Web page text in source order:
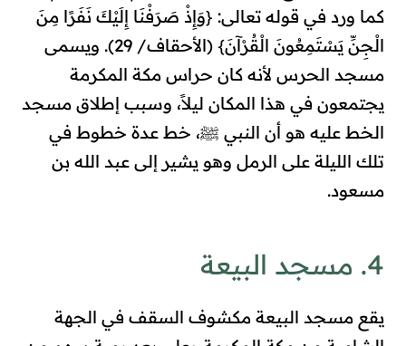
كما ورد في قوله تعالى: {وَإِذْ صَرَفْنَا إِلَيْكَ نَفَرًا مِنَ
الْجِنِّ يَسْتَمِعُونَ الْقُرْآنَ} (الأحقاف/ 29). ويسمى
مسجد الحرس لأنه كان حراس مكة المكرمة
يجتمعون في هذا المكان ليلاً، وسبب إطلاق مسجد
الخط عليه هو أن النبي ﷺ، خط عدة خطوط في
تلك الليلة على الرمل وهو يشير إلى عبد الله بن
مسعود.
4. مسجد البيعة
يقع مسجد البيعة مكشوف السقف في الجهة